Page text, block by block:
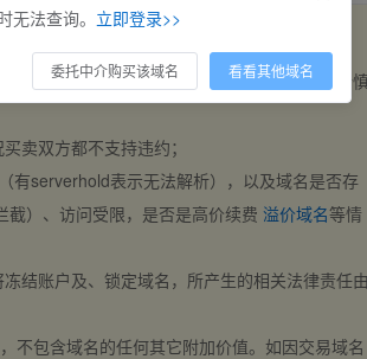
双方都不支持违约，一旦出价不支持撤销，请
卖双方都不支持违约；
有serverhold表示无法解析），以及域名是否存
）、访问受限，是否是高价续费 溢价域名等情
结账户及、锁定域名，所产生的相关法律责任
不包含域名的任何其它附加价值。如因交易域名
无法查询。 立即登录>>
委托中介购买该域名 看看其他域名